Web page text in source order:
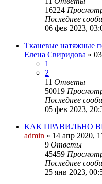
16224
Последнее
06 фев 2023,
Тканевые натяжные
Елена Свиридова »
1
2
11 Ответы
50019
Последнее
05 фев 2023,
КАК ПРАВИЛЬНО
admin » 14 апр 2020,
9 Ответы
45459
Последнее
25 янв 2023,